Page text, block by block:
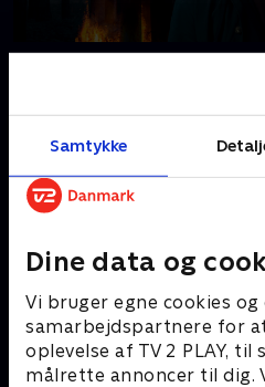
Samtykke
Dine data og
Vi bruger egne cookies
samarbejdspartnere for
oplevelse af TV 2 PLAY,
målrette annoncer til dig.
D
Dear England